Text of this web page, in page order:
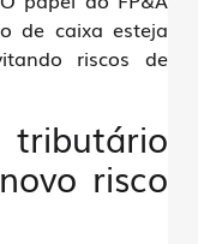
de caixa esteja
riscos de
risco